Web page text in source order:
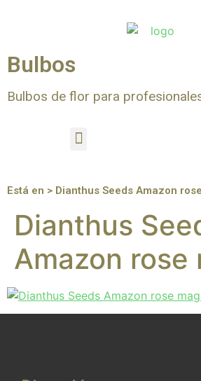
Bulbos
Bulbos de flor para
Está en > Dianthus Seeds Amazon
Dianthus
Amazon rose